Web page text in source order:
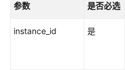
何
参数 是否必选
instance_id 是